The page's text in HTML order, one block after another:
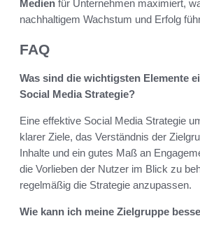
Medien für Unternehmen maximiert,
nachhaltigem Wachstum und Erfolg
FAQ
Was sind die wichtigsten Elemente
Social Media Strategie?
Eine effektive Social Media Strategie
klarer Ziele, das Verständnis der
Inhalte und ein gutes Maß an
die Vorlieben der Nutzer im Blick zu
regelmäßig die Strategie anzupassen.
Wie kann ich meine Zielgruppe